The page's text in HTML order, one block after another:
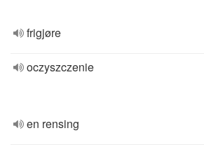
frigjøre
oczyszczenie
en rensing